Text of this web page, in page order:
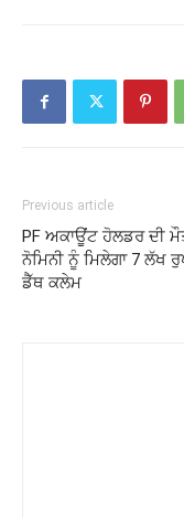
Previous article
PF ਅਕਾਊਂਟ ਹੋਲਡਰ ਦੀ
ਨੋਮਿਨੀ ਨੂੰ ਮਿਲੇਗਾ 7 ਲੱਖ
ਡੈੱਥ ਕਲੇਮ